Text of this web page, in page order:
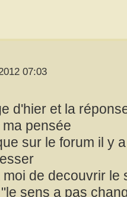
07:03
d'hier et la
pensée
sur le forum il y
de decouvrir le
sens a pas